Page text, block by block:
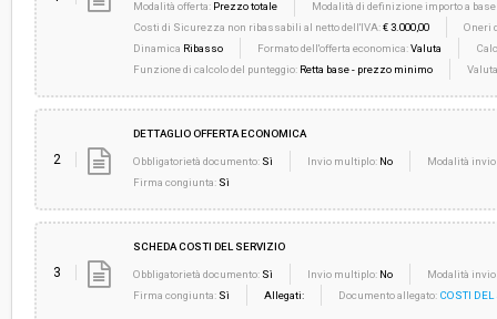
Modalità offerta: Prezzo totale
Modalità di definizione importo a base
Costi di Sicurezza non ribassabili al netto dell'IVA:€ 3.000,00
Oneri
Dinamica Ribasso Formato dell'offerta economica:Valuta
Funzione di calcolo del punteggio: Retta base - prezzo minimo
2
DETTAGLIO OFFERTA ECONOMICA
Obbligatorietà documento: Sì Invio multiplo: No
Modalità
Firma congiunta: Sì
3
SCHEDA COSTI DEL SERVIZIO
Obbligatorietà documento: Sì Invio multiplo: No
Modalità
Firma congiunta: Sì Allegati: Documento allegato: COSTI